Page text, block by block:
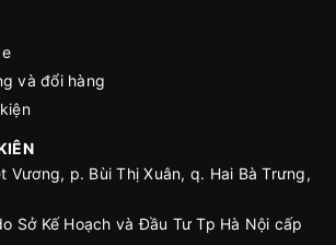
và đổi hàng
Vương, p. Bùi Thị Xuân, q. Hai Bà Trưng,
Sở Kế Hoạch và Đầu Tư Tp Hà Nội cấp